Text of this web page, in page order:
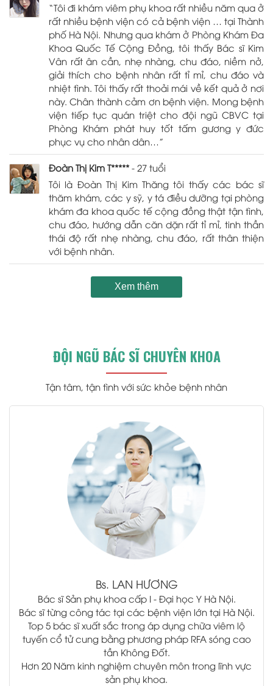
“Tôi đi khám viêm phụ khoa rất nhiều năm qua ở
rất nhiều bệnh viện có cả bệnh viện … tại Thành
phố Hà Nội. Nhưng qua khám ở Phòng Khám Đa
Khoa Quốc Tế Cộng Đồng, tôi thấy Bác sĩ Kim
Vân rất ân cần, nhẹ nhàng, chu đáo, niềm nở,
giải thích cho bệnh nhân rất tỉ mỉ, chu đáo và
nhiệt tình. Tôi thấy rất thoải mái về kết quả ở nơi
này. Chân thành cảm ơn bệnh viện. Mong bệnh
viện tiếp tục quán triệt cho đội ngũ CBVC tại
Phòng Khám phát huy tốt tấm gương y đức
phục vụ cho nhân dân…”
Đoàn Thị Kim T***** - 27 tuổi
Tôi là Đoàn Thị Kim Thăng tôi thấy các bác sĩ
thăm khám, các y sỹ, y tá điều dưỡng tại phòng
khám đa khoa quốc tế cộng đồng thật tận tình,
chu đáo, hướng dẫn căn dặn rất tỉ mỉ, tinh thần
thái độ rất nhẹ nhàng, chu đáo, rất thân thiện
với bệnh nhân.
Xem thêm
ĐỘI NGŨ BÁC SĨ CHUYÊN KHOA
Tận tâm, tận tình với sức khỏe bệnh nhân
Bs. LAN HƯƠNG
Bác sĩ Sản phụ khoa cấp I - Đại học Y Hà Nội.
Bác sĩ từng công tác tại các bệnh viện lớn tại Hà Nội.
Top 5 bác sĩ xuất sắc trong áp dụng chữa viêm lộ
tuyến cổ tử cung bằng phương pháp RFA sóng cao
tần Không Đốt.
Hơn 20 Năm kinh nghiệm chuyên môn trong lĩnh vực
sản phụ khoa.